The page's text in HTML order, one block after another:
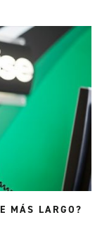
MÁS LARGO?